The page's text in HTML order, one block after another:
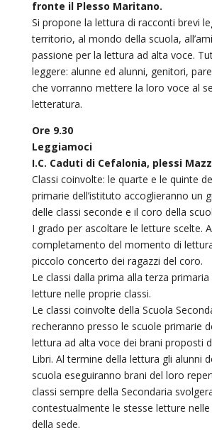
fronte il Plesso Maritano.
Si propone la lettura di racconti brevi
territorio, al mondo della scuola,
passione per la lettura ad alta voce.
leggere: alunne ed alunni, genitori,
che vorranno mettere la loro voce al
letteratura.
Ore 9.30
Leggiamoci
I.C. Caduti di Cefalonia, plessi
Classi coinvolte: le quarte e le quinte
primarie dell’istituto accoglieranno un
delle classi seconde e il coro della
I grado per ascoltare le letture scelte. A
completamento del momento di
piccolo concerto dei ragazzi del coro.
Le classi dalla prima alla terza
letture nelle proprie classi.
Le classi coinvolte della Scuola
recheranno presso le scuole primarie
lettura ad alta voce dei brani proposti
Libri. Al termine della lettura gli alunni
scuola eseguiranno brani del loro
classi sempre della Secondaria
contestualmente le stesse letture nelle
della sede.